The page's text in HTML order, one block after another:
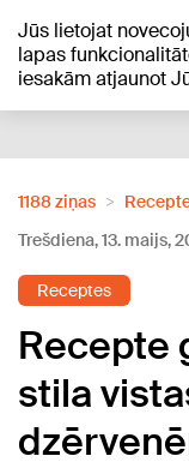
Jūs lietojat
lapas
iesakām atjaunot
+19°C
1188 ziņas
Trešdiena, 13. maijs,
Receptes
Recepte
stila